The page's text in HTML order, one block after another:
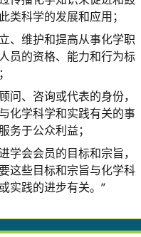
类科学的发展和应用；
、维护和提高从事化学职
员的资格、能力和行为标
问、咨询或代表的身份，
化学科学和实践有关的事
务于公众利益；
学会会员的目标和宗旨，
这些目标和宗旨与化学科
实践的进步有关。”